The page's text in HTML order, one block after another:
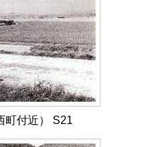
町付近） S21